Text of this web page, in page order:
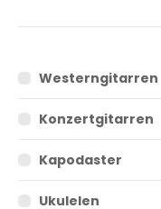
Westerngitarren
Konzertgitarren
Kapodaster
Ukulelen